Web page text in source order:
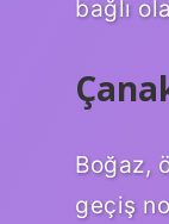
bağlı
Boğaz,
geçiş